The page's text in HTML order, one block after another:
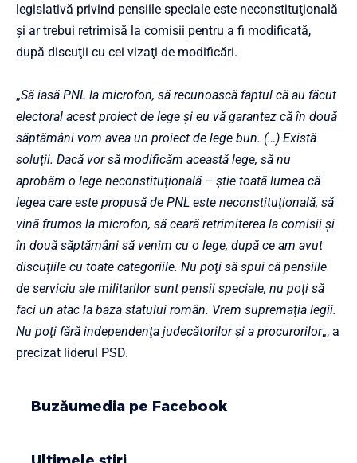
legislativă privind pensiile speciale este neconstituţională
şi ar trebui retrimisă la comisii pentru a fi modificată,
după discuţii cu cei vizaţi de modificări.
„Să iasă PNL la microfon, să recunoască faptul că au făcut
electoral acest proiect de lege şi eu vă garantez că în două
săptămâni vom avea un proiect de lege bun. (…) Există
soluţii. Dacă vor să modificăm această lege, să nu
aprobăm o lege neconstituţională – ştie toată lumea că
legea care este propusă de PNL este neconstituţională, să
vină frumos la microfon, să ceară retrimiterea la comisii şi
în două săptămâni să venim cu o lege, după ce am avut
discuţiile cu toate categoriile. Nu poţi să spui că pensiile
de serviciu ale militarilor sunt pensii speciale, nu poţi să
faci un atac la baza statului român. Vrem supremaţia legii.
Nu poţi fără independenţa judecătorilor şi a procurorilor„, a
precizat liderul PSD.
Buzăumedia pe Facebook